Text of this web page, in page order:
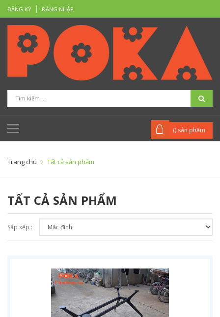
ĐĂNG KÝ ĐĂNG NHẬP
() sản phẩm
Trang chủ Tất cả sản phẩm
TẤT CẢ SẢN PHẨM
Sắp xếp :